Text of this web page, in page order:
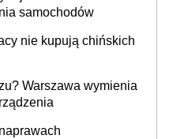
samochodów
nie kupują chińskich
Warszawa wymienia